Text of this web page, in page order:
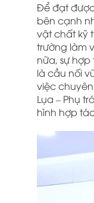
Để đạt
bên cạnh
vật chất kỹ
trường làm
nữa, sự
là cầu nối
việc
Lụa – Phụ
hình hợp